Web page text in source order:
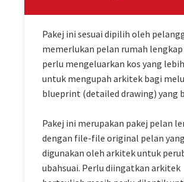
Pakej ini sesuai dipilih oleh
memerlukan pelan rumah
perlu mengeluarkan kos yang
untuk mengupah arkitek bagi
blueprint (detailed drawing) yang
Pakej ini merupakan pakej pelan
dengan file-file original pelan
digunakan oleh arkitek untuk
ubahsuai. Perlu diingatkan arkitek